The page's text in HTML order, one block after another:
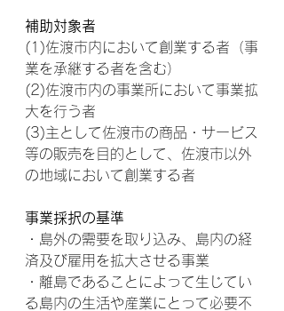
補助対象者
(1)佐渡市内において創業する者（事
業を承継する者を含む）
(2)佐渡市内の事業所において事業拡
大を行う者
(3)主として佐渡市の商品・サービス
等の販売を目的として、佐渡市以外
の地域において創業する者
事業採択の基準
・島外の需要を取り込み、島内の経
済及び雇用を拡大させる事業
・離島であることによって生じてい
る島内の生活や産業にとって必要不